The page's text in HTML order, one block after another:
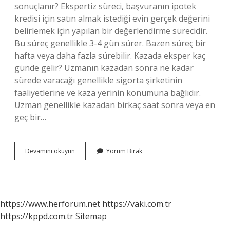
sonuçlanır? Ekspertiz süreci, başvuranın ipotek
kredisi için satın almak istediği evin gerçek değerini
belirlemek için yapılan bir değerlendirme sürecidir.
Bu süreç genellikle 3-4 gün sürer. Bazen süreç bir
hafta veya daha fazla sürebilir. Kazada eksper kaç
günde gelir? Uzmanın kazadan sonra ne kadar
sürede varacağı genellikle sigorta şirketinin
faaliyetlerine ve kaza yerinin konumuna bağlıdır.
Uzman genellikle kazadan birkaç saat sonra veya en
geç bir…
Devamını okuyun
Kaç
Yorum Bırak
https://www.herforum.net https://vaki.com.tr
https://kppd.com.trSitemap